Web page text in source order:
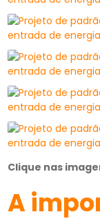
Clique nas
A